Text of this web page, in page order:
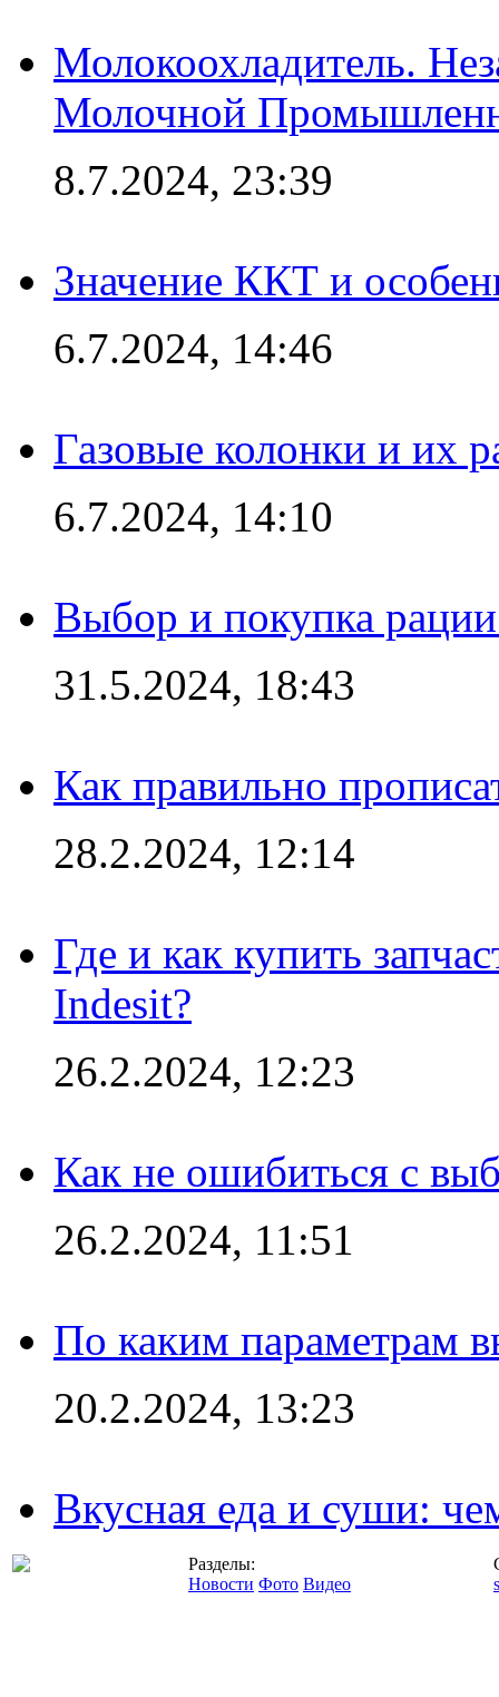
Молокоохладитель.
Молочной
8.7.2024, 23:39
Значение ККТ и
6.7.2024, 14:46
Газовые колонки и их
6.7.2024, 14:10
Выбор и покупка
31.5.2024, 18:43
Как правильно
28.2.2024, 12:14
Где и как купить
Indesit?
26.2.2024, 12:23
Как не ошибиться с
26.2.2024, 11:51
По каким параметрам
20.2.2024, 13:23
Вкусная еда и суши:
Разделы:
Новости Фото Видео